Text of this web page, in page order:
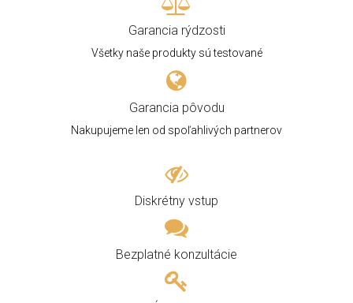
Garancia rýdzosti
Všetky naše produkty sú testované
Garancia pôvodu
Nakupujeme len od spoľahlivých partnerov
Diskrétny vstup
Bezplatné konzultácie